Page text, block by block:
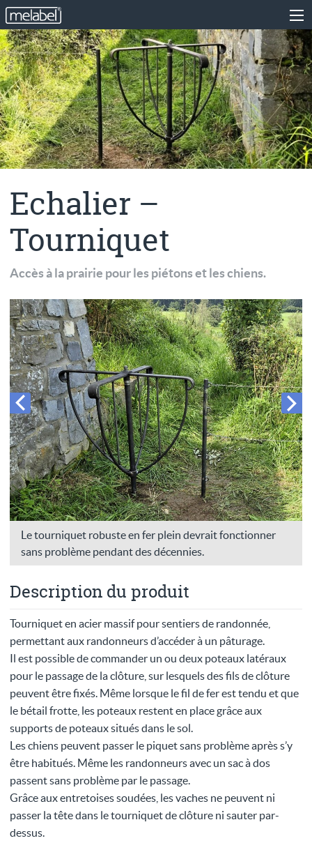
Echalier –
Tourniquet
Accès à la prairie pour les piétons et les chiens.
Le tourniquet robuste en fer plein devrait fonctionner
sans problème pendant des décennies.
Description du produit
Tourniquet en acier massif pour sentiers de randonnée,
permettant aux randonneurs d’accéder à un pâturage.
Il est possible de commander un ou deux poteaux latéraux
pour le passage de la clôture, sur lesquels des fils de clôture
peuvent être fixés. Même lorsque le fil de fer est tendu et que
le bétail frotte, les poteaux restent en place grâce aux
supports de poteaux situés dans le sol.
Les chiens peuvent passer le piquet sans problème après s’y
être habitués. Même les randonneurs avec un sac à dos
passent sans problème par le passage.
Grâce aux entretoises soudées, les vaches ne peuvent ni
passer la tête dans le tourniquet de clôture ni sauter par-
dessus.